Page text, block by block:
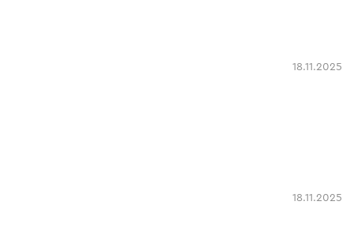
18.11.2025
18.11.2025